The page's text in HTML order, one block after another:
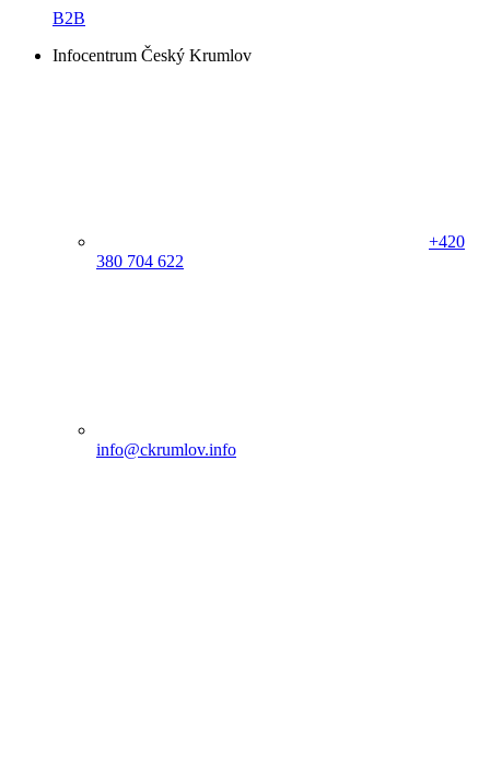
B2B
Infocentrum Český Krumlov
+420
380 704 622
info@ckrumlov.info